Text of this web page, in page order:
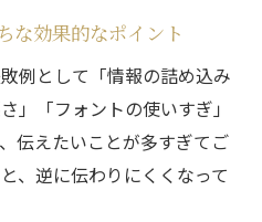
すチラシデザインの配
な効果的なポイント
例として「情報の詰め込み
」「フォントの使いすぎ」
伝えたいことが多すぎてご
、逆に伝わりにくくなって